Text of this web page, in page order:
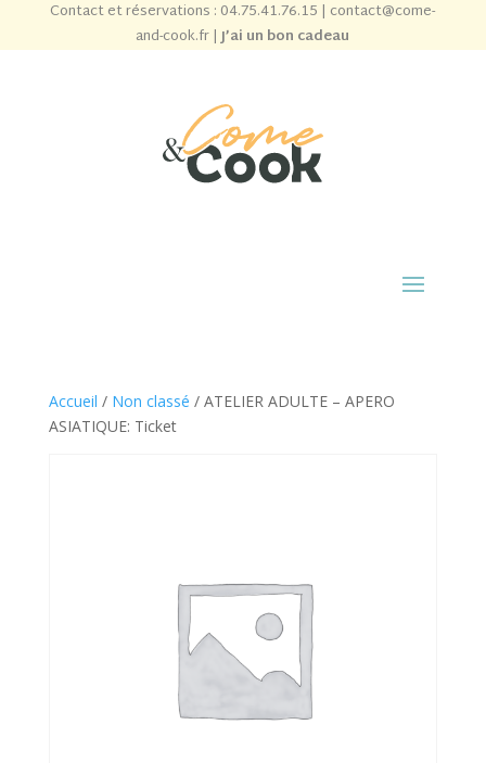
Contact et réservations : 04.75.41.76.15 | contact@come-
and-cook.fr|J’ai un bon cadeau
Accueil / Non classé / ATELIER ADULTE – APERO
ASIATIQUE: Ticket